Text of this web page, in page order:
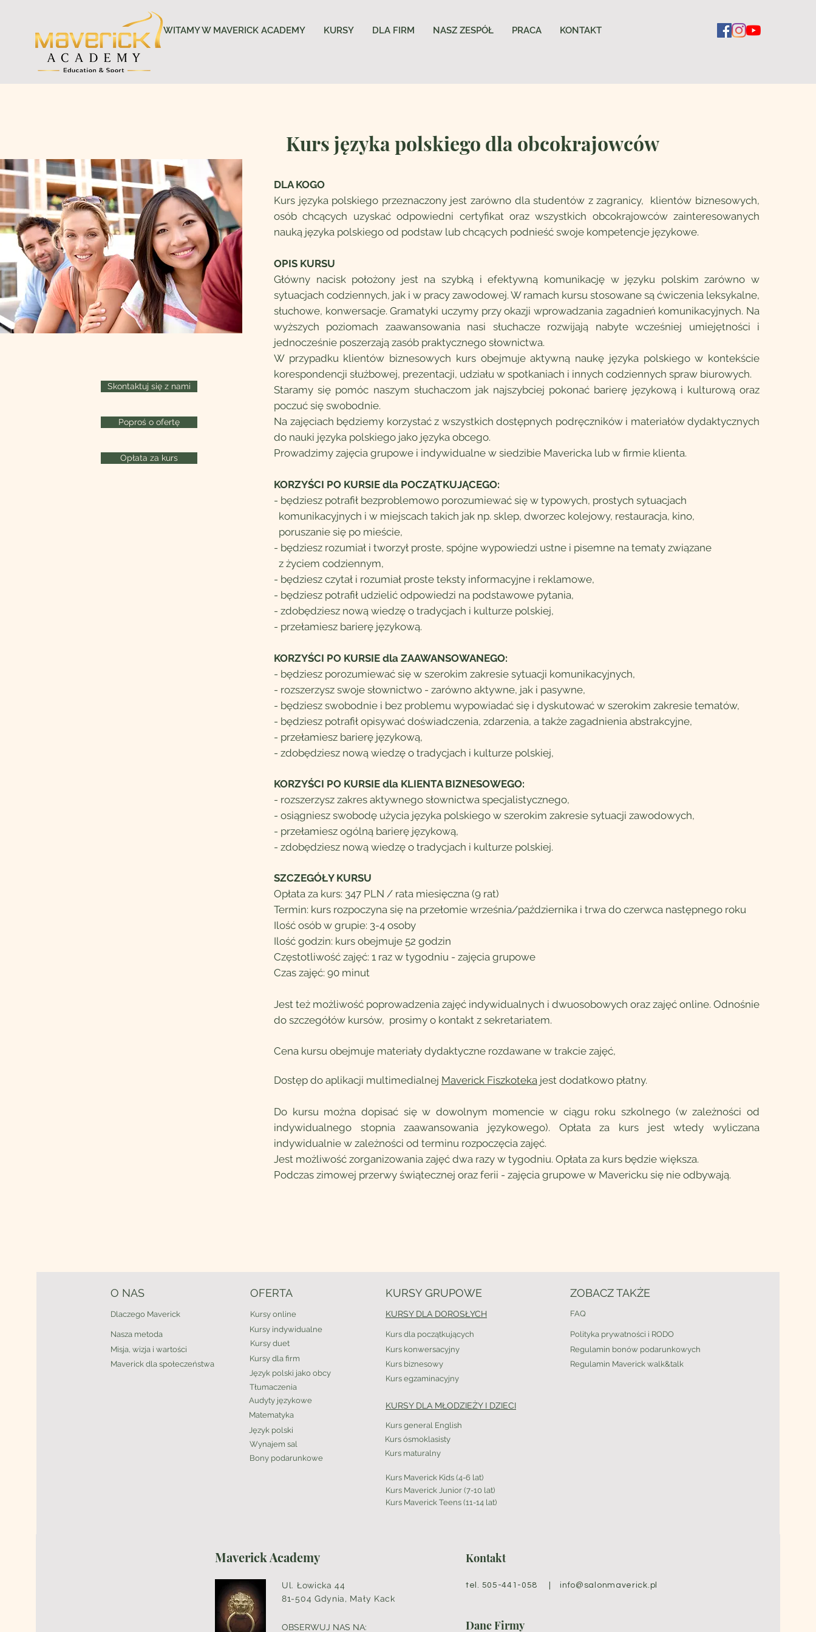
WITAMY W MAVERICK ACADEMY KURSY DLA FIRM NASZ ZESPÓŁ PRACA KONTAKT
Kurs języka polskiego dla obcokrajowców
Skontaktuj się z nami
Poproś o ofertę
Opłata za kurs
DLA KOGO
Kurs języka polskiego przeznaczony jest zarówno dla studentów z zagranicy, klientów biznesowych,
osób chcących uzyskać odpowiedni certyfikat oraz wszystkich obcokrajowców zainteresowanych
nauką języka polskiego od podstaw lub chcących podnieść swoje kompetencje językowe.
OPIS KURSU
Główny nacisk położony jest na szybką i efektywną komunikację w języku polskim zarówno w
sytuacjach codziennych, jak i w pracy zawodowej. W ramach kursu stosowane są ćwiczenia leksykalne,
słuchowe, konwersacje. Gramatyki uczymy przy okazji wprowadzania zagadnień komunikacyjnych. Na
wyższych poziomach zaawansowania nasi słuchacze rozwijają nabyte wcześniej umiejętności i
jednocześnie poszerzają zasób praktycznego słownictwa.
W przypadku klientów biznesowych kurs obejmuje aktywną naukę języka polskiego w kontekście
korespondencji służbowej, prezentacji, udziału w spotkaniach i innych codziennych spraw biurowych.
Staramy się pomóc naszym słuchaczom jak najszybciej pokonać barierę językową i kulturową oraz
poczuć się swobodnie.
Na zajęciach będziemy korzystać z wszystkich dostępnych podręczników i materiałów dydaktycznych
do nauki języka polskiego jako języka obcego.
Prowadzimy zajęcia grupowe i indywidualne w siedzibie Mavericka lub w firmie klienta.
KORZYŚCI PO KURSIE dla POCZĄTKUJĄCEGO:
- będziesz potrafił bezproblemowo porozumiewać się w typowych, prostych sytuacjach
komunikacyjnych i w miejscach takich jak np. sklep, dworzec kolejowy, restauracja, kino,
poruszanie się po mieście,
- będziesz rozumiał i tworzył proste, spójne wypowiedzi ustne i pisemne na tematy związane
z życiem codziennym,
- będziesz czytał i rozumiał proste teksty informacyjne i reklamowe,
- będziesz potrafił udzielić odpowiedzi na podstawowe pytania,
- zdobędziesz nową wiedzę o tradycjach i kulturze polskiej,
- przełamiesz barierę językową.
KORZYŚCI PO KURSIE dla ZAAWANSOWANEGO:
- będziesz porozumiewać się w szerokim zakresie sytuacji komunikacyjnych,
- rozszerzysz swoje słownictwo - zarówno aktywne, jak i pasywne,
- będziesz swobodnie i bez problemu wypowiadać się i dyskutować w szerokim zakresie tematów,
- będziesz potrafił opisywać doświadczenia, zdarzenia, a także zagadnienia abstrakcyjne,
- przełamiesz barierę językową,
- zdobędziesz nową wiedzę o tradycjach i kulturze polskiej,
KORZYŚCI PO KURSIE dla KLIENTA BIZNESOWEGO:
- rozszerzysz zakres aktywnego słownictwa specjalistycznego,
- osiągniesz swobodę użycia języka polskiego w szerokim zakresie sytuacji zawodowych,
- przełamiesz ogólną barierę językową,
- zdobędziesz nową wiedzę o tradycjach i kulturze polskiej.
SZCZEGÓŁY KURSU
Opłata za kurs: 347 PLN / rata miesięczna (9 rat)
Termin: kurs rozpoczyna się na przełomie września/października i trwa do czerwca następnego roku
Ilość osób w grupie: 3-4 osoby
Ilość godzin: kurs obejmuje 52 godzin
Częstotliwość zajęć: 1 raz w tygodniu - zajęcia grupowe
Czas zajęć: 90 minut
Jest też możliwość poprowadzenia zajęć indywidualnych i dwuosobowych oraz zajęć online. Odnośnie
do szczegółów kursów, prosimy o kontakt z sekretariatem.
Cena kursu obejmuje materiały dydaktyczne rozdawane w trakcie zajęć,
Dostęp do aplikacji multimedialnej Maverick Fiszkoteka jest dodatkowo płatny.
Do kursu można dopisać się w dowolnym momencie w ciągu roku szkolnego (w zależności od
indywidualnego stopnia zaawansowania językowego). Opłata za kurs jest wtedy wyliczana
indywidualnie w zależności od terminu rozpoczęcia zajęć.
Jest możliwość zorganizowania zajęć dwa razy w tygodniu. Opłata za kurs będzie większa.
Podczas zimowej przerwy świątecznej oraz ferii - zajęcia grupowe w Mavericku się nie odbywają.
O NAS
Dlaczego Maverick
Nasza metoda
Misja, wizja i wartości
Maverick dla społeczeństwa
OFERTA
Kursy online
Kursy indywidualne
Kursy duet
Kursy dla firm
Język polski jako obcy
Tłumaczenia
Audyty językowe
KURSY GRUPOWE
KURSY DLA DOROSŁYCH
Kurs dla początkujących
Kurs konwersacyjny
Kurs biznesowy
Kurs egzaminacyjny
KURSY DLA MŁODZIEŻY I DZIECI
ZOBACZ TAKŻE
FAQ
Polityka prywatności i RODO
Regulamin bonów podarunkowych
Regulamin Maverick walk&talk
Matematyka
Język polski
Wynajem sal
Bony podarunkowe
Kurs general English
Kurs ósmoklasisty
Kurs maturalny
Kurs Maverick Kids (4-6 lat)
Kurs Maverick Junior (7-10 lat)
Kurs Maverick Teens (11-14 lat)
Maverick Academy
Ul. Łowicka 44
81-504 Gdynia, Mały Kack
OBSERWUJ NAS NA:
Kontakt
tel. 505-441-058 | info@salonmaverick.pl
Dane Firmy